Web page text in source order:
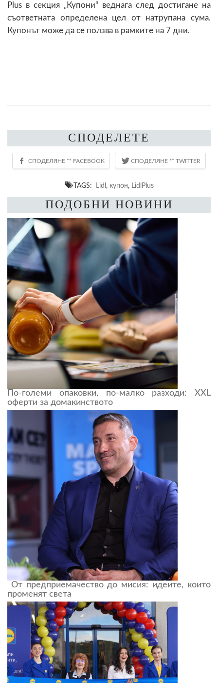
Plus в секция „Купони“ веднага след достигане на
съответната определена цел от натрупана сума.
Купонът може да се ползва в рамките на 7 дни.
СПОДЕЛЕТЕ
TAGS: Lidl , купон, LidlPlus
ПОДОБНИ НОВИНИ
По-големи опаковки, по-малко разходи: XXL
оферти за домакинството
От предприемачество до мисия: идеите, които
променят света